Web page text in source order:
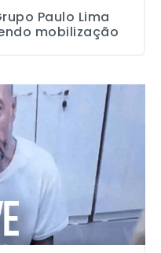
Paulo Lima
mobilização
se à beira da morte